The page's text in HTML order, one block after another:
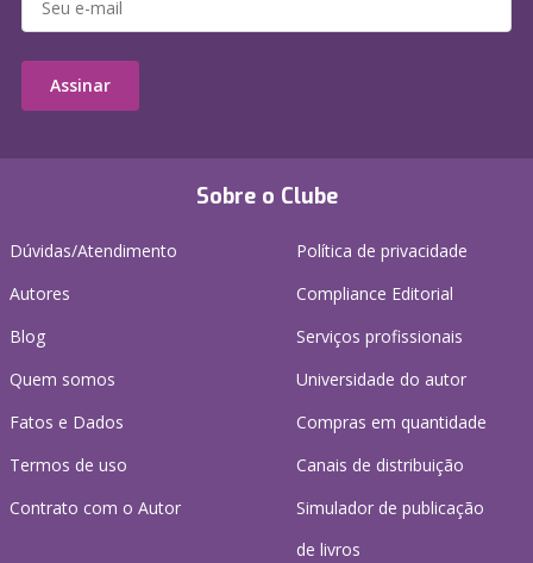
Sobre o Clube
Dúvidas/Atendimento
Autores
Blog
Quem somos
Fatos e Dados
Termos de uso
Contrato com o Autor
Política de privacidade
Compliance Editorial
Serviços profissionais
Universidade do autor
Compras em quantidade
Canais de distribuição
Simulador de publicação
de livros
Assinar